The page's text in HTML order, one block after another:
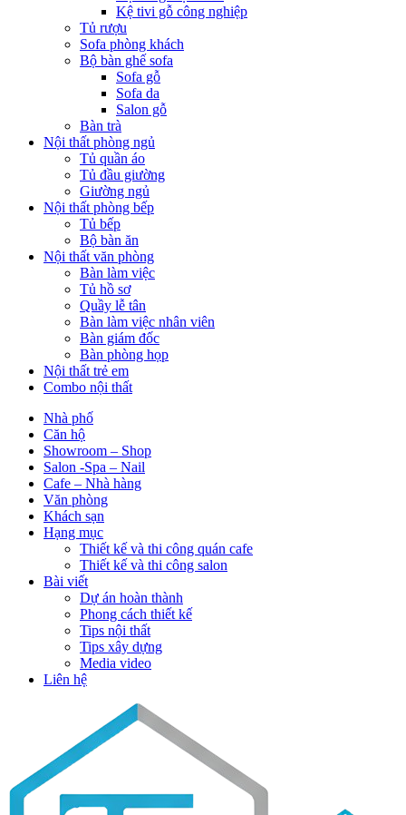
Kệ tivi gỗ công nghiệp
Tủ rượu
Sofa phòng khách
Bộ bàn ghế sofa
Sofa gỗ
Sofa da
Salon gỗ
Bàn trà
Nội thất phòng ngủ
Tủ quần áo
Tủ đầu giường
Giường ngủ
Nội thất phòng bếp
Tủ bếp
Bộ bàn ăn
Nội thất văn phòng
Bàn làm việc
Tủ hồ sơ
Quầy lễ tân
Bàn làm việc nhân viên
Bàn giám đốc
Bàn phòng họp
Nội thất trẻ em
Combo nội thất
Nhà phố
Căn hộ
Showroom – Shop
Salon -Spa – Nail
Cafe – Nhà hàng
Văn phòng
Khách sạn
Hạng mục
Thiết kế và thi công quán cafe
Thiết kế và thi công salon
Bài viết
Dự án hoàn thành
Phong cách thiết kế
Tips nội thất
Tips xây dựng
Media video
Liên hệ